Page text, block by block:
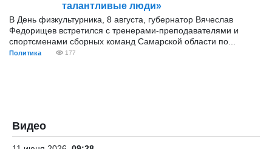
талантливые люди»
В День физкультурника, 8 августа, губернатор Вячеслав
Федорищев встретился с тренерами-преподавателями и
спортсменами сборных команд Самарской области по...
Политика 177
Видео